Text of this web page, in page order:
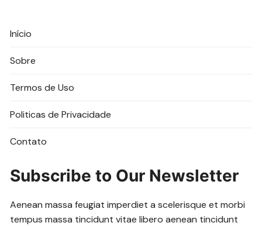
Início
Sobre
Termos de Uso
Politicas de Privacidade
Contato
Subscribe to Our Newsletter
Aenean massa feugiat imperdiet a scelerisque et morbi
tempus massa tincidunt vitae libero aenean tincidunt